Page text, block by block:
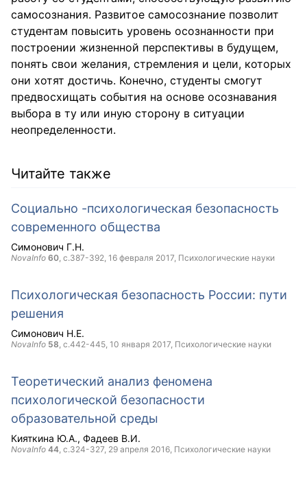
самосознания. Развитое самосознание позволит
студентам повысить уровень осознанности при
построении жизненной перспективы в будущем,
понять свои желания, стремления и цели, которых
они хотят достичь. Конечно, студенты смогут
предвосхищать события на основе осознавания
выбора в ту или иную сторону в ситуации
неопределенности.
Читайте также
Социально -психологическая безопасность
современного общества
Симонович Г.Н.
NovaInfo 60, с.387-392, 16 февраля 2017, Психологические науки
Психологическая безопасность России: пути
решения
Симонович Н.Е.
NovaInfo 58, с.442-445, 10 января 2017, Психологические науки
Теоретический анализ феномена
психологической безопасности
образовательной среды
Кияткина Ю.А. Фадеев В.И.
NovaInfo 44, с.324-327, 29 апреля 2016, Психологические науки